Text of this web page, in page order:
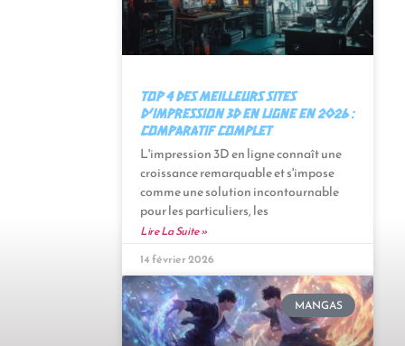
Top 4 des meilleurs sites
d’impression 3D en ligne en 2026 :
Comparatif complet
L'impression 3D en ligne connaît une
croissance remarquable et s'impose
comme une solution incontournable
pour les particuliers, les
Lire La Suite »
14 février 2026
MANGAS